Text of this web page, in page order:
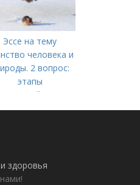
Эссе на тему
человека и
2 вопрос:
этапы
взаимодействия
природного и
здоровья